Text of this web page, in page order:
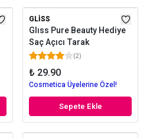
GLISS
Glıss Pure Beauty Hediye
Saç Açıcı Tarak
(2)
₺ 29.90
Cosmetica Üyelerine Özel!
Sepete Ekle